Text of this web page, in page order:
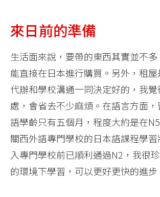
來日前的準備
生活面來說，要帶的東西其實並不
能直接在日本進行購買。另外，租
代辦和學校溝通一同決定好的，我
處，會省去不少麻煩。在語言方面
語學齡只有五個月，程度大約是在
關西外語專門學校的日本語課程學
入專門學校前已順利通過N2，我很
的環境下學習，可以更好更快的進步